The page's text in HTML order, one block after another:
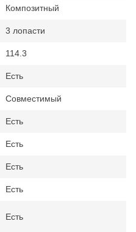
Композитный
3 лопасти
114.3
Есть
Совместимый
Есть
Есть
Есть
Есть
Есть